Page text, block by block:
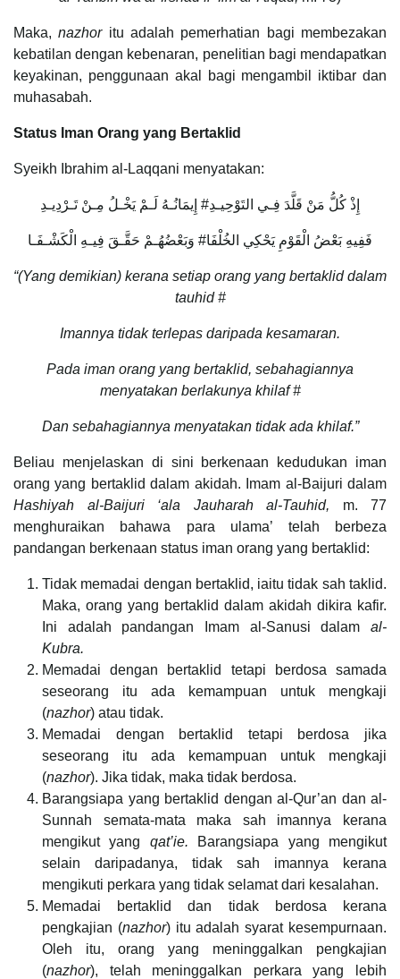
Maka,nazhor itu adalah pemerhatian bagi membezakan
kebatilan dengan kebenaran, penelitian bagi mendapatkan
keyakinan, penggunaan akal bagi mengambil iktibar dan
muhasabah.
Status Iman Orang yang Bertaklid
Syeikh Ibrahim al-Laqqani menyatakan:
إِذْ كُلُّ مَنْ قَلَّدَ فِـي التَوْحِيـدِ# إِيمَانُـهُ لَـمْ يَخْـلُ مِـنْ تَـرْدِيـدِ
فَفِيهِ بَعْضُ الْقَوْمِ يَحْكِي الخُلْفَا# وَبَعْضُهُـمْ حَقَّـقَ فِيـهِ الْكَشْـفَـا
“(Yang demikian) kerana setiap orang yang bertaklid dalam
tauhid #
Imannya tidak terlepas daripada kesamaran.
Pada iman orang yang bertaklid, sebahagiannya
menyatakan berlakunya khilaf #
Dan sebahagiannya menyatakan tidak ada khilaf.”
Beliau menjelaskan di sini berkenaan kedudukan iman
orang yang bertaklid dalam akidah. Imam al-Baijuri dalam
Hashiyah al-Baijuri ‘ala Jauharah al-Tauhid, m. 77
menghuraikan bahawa para ulama’ telah berbeza
pandangan berkenaan status iman orang yang bertaklid:
Tidak memadai dengan bertaklid, iaitu tidak sah taklid.
Maka, orang yang bertaklid dalam akidah dikira kafir.
Ini adalah pandangan Imam al-Sanusi dalam al-
Kubra.
Memadai dengan bertaklid tetapi berdosa samada
seseorang itu ada kemampuan untuk mengkaji
(nazhor) atau tidak.
Memadai dengan bertaklid tetapi berdosa jika
seseorang itu ada kemampuan untuk mengkaji
(nazhor). Jika tidak, maka tidak berdosa.
Barangsiapa yang bertaklid dengan al-Qur’an dan al-
Sunnah semata-mata maka sah imannya kerana
mengikut yang qat’ie.
Barangsiapa yang mengikut
selain daripadanya, tidak sah imannya kerana
mengikuti perkara yang tidak selamat dari kesalahan.
Memadai bertaklid dan tidak berdosa kerana
pengkajian (nazhor) itu adalah syarat kesempurnaan.
Oleh itu, orang yang meninggalkan pengkajian
(nazhor), telah meninggalkan perkara yang lebih